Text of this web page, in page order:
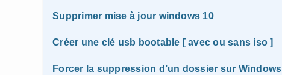
Supprimer mise à jour windows 10
Créer une clé usb bootable [ avec ou sans iso ]
Forcer la suppression d’un dossier sur Windows